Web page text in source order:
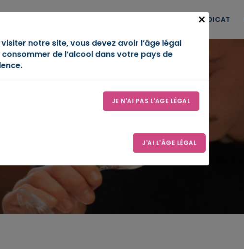
LE SYNDICAT
Les médaillés
Close
visiter notre site, vous devez avoir l’âge légal
de l’alcool dans votre pays de
JE N'AI PAS L'AGE LÉGAL
J'AI L'ÂGE LÉGAL